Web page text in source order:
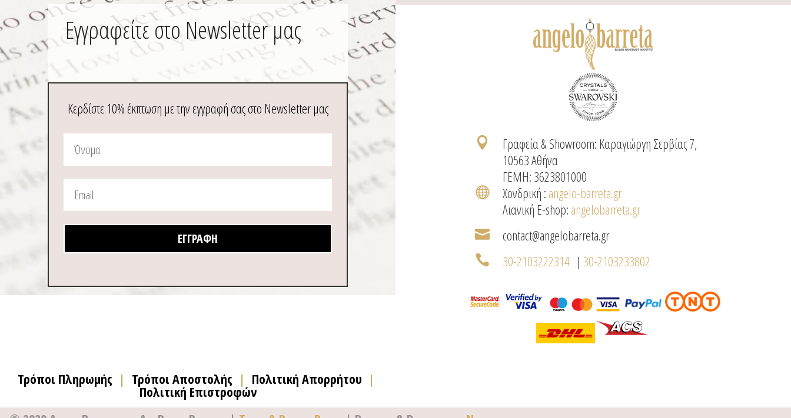
Εγγραφείτε στο Newsletter μας
Κερδίστε 10% έκπτωση με την εγγραφή σας στο Newsletter μας
ΕΓΓΡΑΦΉ

Γραφεία & Showroom: Καραγιώργη Σερβίας 7,
10563 Αθήνα
ΓΕΜΗ: 3623801000
 Χονδρική : angelo-barreta.gr
Λιανική E-shop: angelobarreta.gr
 contact@angelobarreta.gr
 30-2103222314| 30-2103233802
Τρόποι Πληρωμής | Τρόποι Αποστολής | Πολιτική Απορρήτου |
Πολιτική Επιστροφών